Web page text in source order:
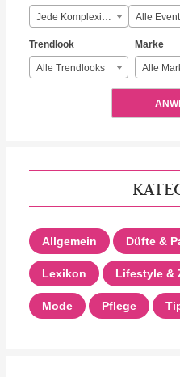
Jede Komplexität Alle
Trendlook
Alle Trendlooks
Marke
Alle
Allgemein Düfte &
Lexikon Lifestyle &
Mode Pflege